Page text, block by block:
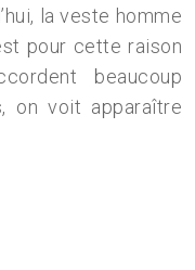
la veste homme
pour cette raison
beaucoup
on voit apparaître